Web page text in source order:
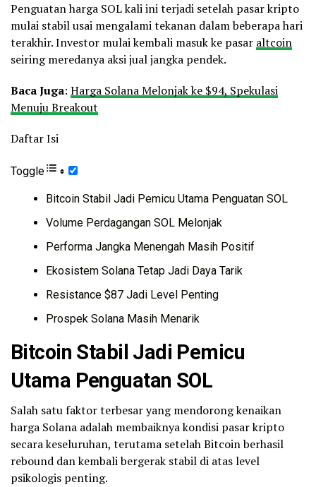
Penguatan harga SOL kali ini terjadi setelah pasar kripto
mulai stabil usai mengalami tekanan dalam beberapa hari
terakhir. Investor mulai kembali masuk ke pasar altcoin
seiring meredanya aksi jual jangka pendek.
Baca Juga: Harga Solana Melonjak ke $94, Spekulasi
Menuju Breakout
Daftar Isi
Toggle
Bitcoin Stabil Jadi Pemicu Utama Penguatan SOL
Volume Perdagangan SOL Melonjak
Performa Jangka Menengah Masih Positif
Ekosistem Solana Tetap Jadi Daya Tarik
Resistance $87 Jadi Level Penting
Prospek Solana Masih Menarik
Bitcoin Stabil Jadi Pemicu
Utama Penguatan SOL
Salah satu faktor terbesar yang mendorong kenaikan
harga Solana adalah membaiknya kondisi pasar kripto
secara keseluruhan, terutama setelah Bitcoin berhasil
rebound dan kembali bergerak stabil di atas level
psikologis penting.